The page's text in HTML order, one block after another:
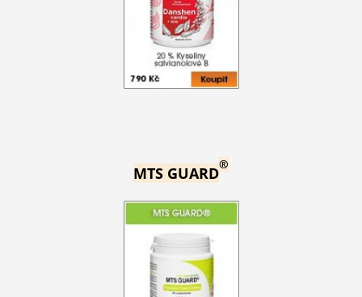
MTS GUARD®